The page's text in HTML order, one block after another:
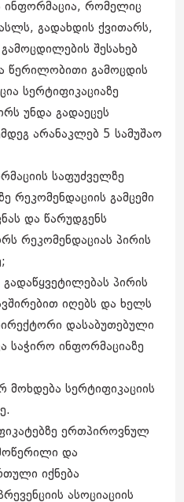
ინფორმაცია, რომელიც
გადახდის ქვითარს,
შესახებ
წერილობითი გამოცდის
სერტიფიკაციაზე
უნდა გადაეცეს
არანაკლებ 5 სამუშაო
საფუძველზე
რეკომენდაციის გამცემი
და წარუდგენს
რეკომენდაციას პირის
პირის
იღებს და ხელს
დასაბუთებული
საჭირო ინფორმაციაზე
მოხდება სერტიფიკაციის
ერთპიროვნულ
და
იქნება
ასოციაციის